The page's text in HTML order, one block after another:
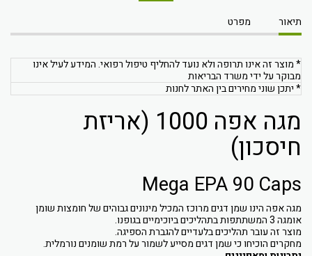
תיאור מפרט
* מוצר זה אינו תרופה ולא נועד להחליף טיפול רפואי. המידע לעיל אינו
מבוקר על ידי משרד הבריאות
* יתכן שוני מחירים בין האתר לחנות
מגה אפה 1000 (אריזת
חיסכון)
Mega EPA 90 Caps
מגה אפה הינו שמן דגים מרוכז המכיל מינונים גבוהים של חומצות שומן
אומגה 3 המשתתפות בתהליכים ביוכימיים בגופנו.
מוצר זה עובר תהליכים בלעדיים להגברת הספיגה.
מחקרים הוכיחו כי שמן דגים מסייע לשמור על רמת שומנים נורמלית.